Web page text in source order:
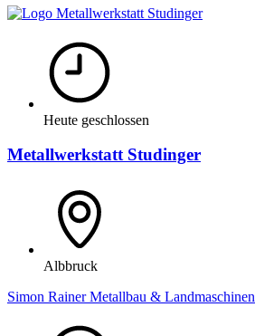
Heute geschlossen
Metallwerkstatt Studinger
Albbruck
Simon Rainer Metallbau & Landmaschinen